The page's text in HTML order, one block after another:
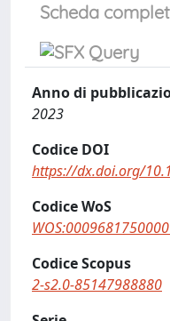
Scheda
Anno di
2023
Codice DOI
https://dx.doi.org/
Codice WoS
Codice Scopus
2-s2.0-85147988880